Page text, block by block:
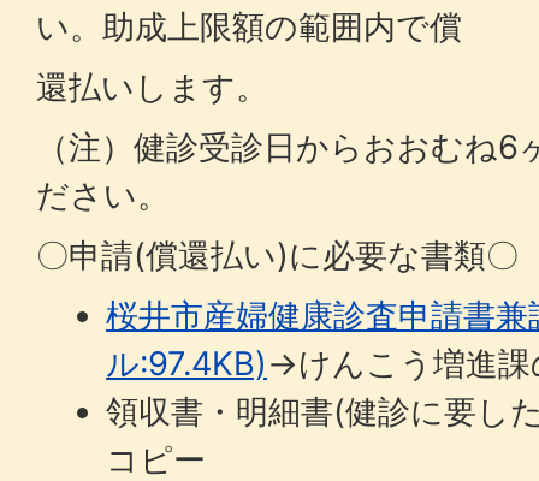
い。助成上限額の範囲内で償
還払いします。
（注）健診受診日からおおむね
ださい。
〇申請(償還払い)に必要な書類〇
桜井市産婦健康診査申請書
ル:97.4KB)→けんこう増進
領収書・明細書(健診に要し
コピー